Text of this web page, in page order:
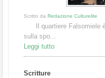
Scritto da Redazione Culturelite
Il quartiere Falsomiele è
sulla spo...
Leggi tutto
Scritture